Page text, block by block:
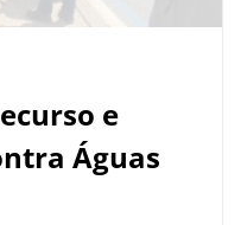
e
Águas